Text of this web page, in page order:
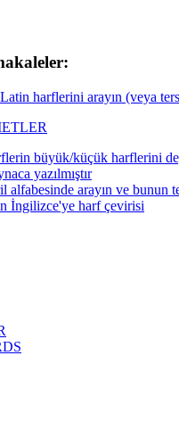
harflerini arayın (veya
büyük/küçük harflerini
yazılmıştır
arayın ve bunun
İngilizce'ye harf çevirisi